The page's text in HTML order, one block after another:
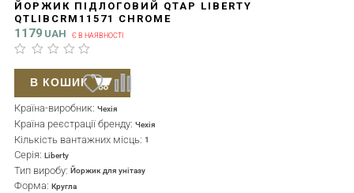
ЙОРЖИК ПІДЛОГОВИЙ QTAP LIBERTY
QTLIBCRM11571 CHROME
1179 UAH Є В НАЯВНОСТІ
Країна-виробник: Чехія
Країна реєстрації бренду: Чехія
Кількість вантажних місць: 1
Серія: Liberty
Тип виробу: Йоржик для унітазу
Форма: Кругла
В КОШИК